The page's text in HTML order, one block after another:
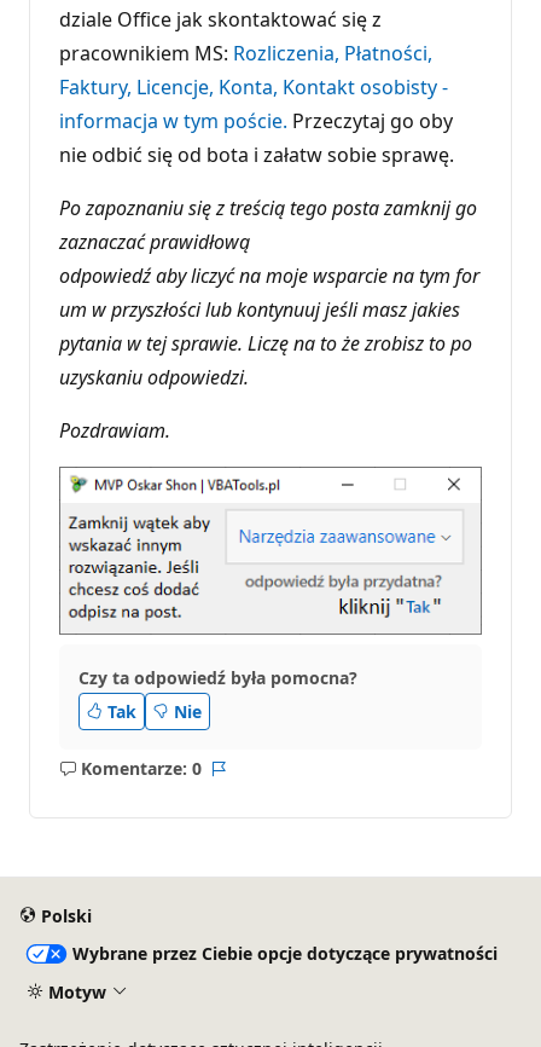
dziale Office jak skontaktować się z
pracownikiem MS: Rozliczenia, Płatności,
Faktury, Licencje, Konta, Kontakt osobisty -
informacja w tym poście. Przeczytaj go oby
nie odbić się od bota i załatw sobie sprawę.
Po zapoznaniu się z treścią tego posta zamknij go
zaznaczać prawidłową
odpowiedź aby liczyć na moje wsparcie na tym for
um w przyszłości lub kontynuuj jeśli masz jakies
pytania w tej sprawie. Liczę na to że zrobisz to po
uzyskaniu odpowiedzi.
Pozdrawiam.
Czy ta odpowiedź była pomocna?
Tak
Nie
Komentarze: 0
Brak
Polski
Wybrane przez Ciebie opcje dotyczące prywatności
Motyw